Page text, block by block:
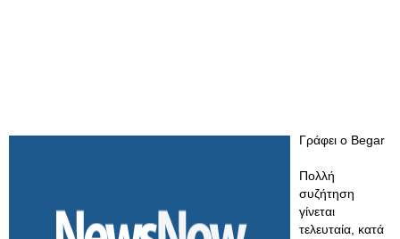
Γράφει ο Begar
Πολλή
συζήτηση
γίνεται
τελευταία, κατά